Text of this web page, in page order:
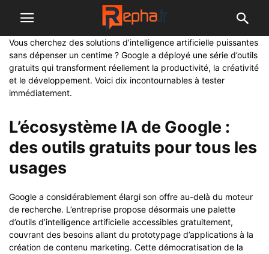
Vous cherchez des solutions d’intelligence artificielle puissantes
sans dépenser un centime ? Google a déployé une série d’outils
gratuits qui transforment réellement la productivité, la créativité
et le développement. Voici dix incontournables à tester
immédiatement.
L’écosystème IA de Google :
des outils gratuits pour tous les
usages
Google a considérablement élargi son offre au-delà du moteur
de recherche. L’entreprise propose désormais une palette
d’outils d’intelligence artificielle accessibles gratuitement,
couvrant des besoins allant du prototypage d’applications à la
création de contenu marketing. Cette démocratisation de la